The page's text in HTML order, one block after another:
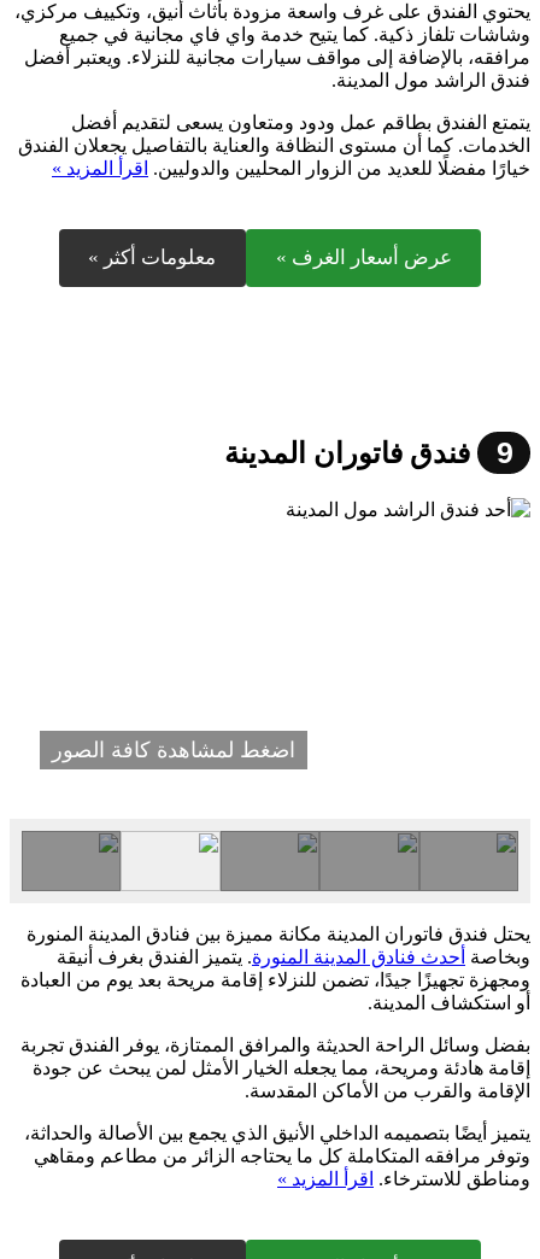
يحتوي الفندق على غرف واسعة مزودة بأثاث أنيق، وتكييف مركزي،
وشاشات تلفاز ذكية. كما يتيح خدمة واي فاي مجانية في جميع
مرافقه، بالإضافة إلى مواقف سيارات مجانية للنزلاء. ويعتبر أفضل
فندق الراشد مول المدينة.
يتمتع الفندق بطاقم عمل ودود ومتعاون يسعى لتقديم أفضل
الخدمات. كما أن مستوى النظافة والعناية بالتفاصيل يجعلان الفندق
خيارًا مفضلًا للعديد من الزوار المحليين والدوليين. اقرأ المزيد »
عرض أسعار الغرف » معلومات أكثر »
9 فندق فاتوران المدينة
اضغط لمشاهدة كافة الصور
يحتل فندق فاتوران المدينة مكانة مميزة بين فنادق المدينة المنورة
وبخاصة أحدث فنادق المدينة المنورة. يتميز الفندق بغرف أنيقة
ومجهزة تجهيزًا جيدًا، تضمن للنزلاء إقامة مريحة بعد يوم من العبادة
أو استكشاف المدينة.
بفضل وسائل الراحة الحديثة والمرافق الممتازة، يوفر الفندق تجربة
إقامة هادئة ومريحة، مما يجعله الخيار الأمثل لمن يبحث عن جودة
الإقامة والقرب من الأماكن المقدسة.
يتميز أيضًا بتصميمه الداخلي الأنيق الذي يجمع بين الأصالة والحداثة،
وتوفر مرافقه المتكاملة كل ما يحتاجه الزائر من مطاعم ومقاهي
ومناطق للاسترخاء. اقرأ المزيد »